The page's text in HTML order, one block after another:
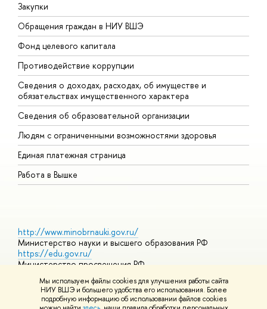
Мы используем файлы cookies для улучшения работы сайта
НИУ ВШЭ и большего удобства его использования. Более
подробную информацию об использовании файлов cookies
Закупки
Обращения граждан в НИУ ВШЭ
Фонд целевого капитала
Противодействие коррупции
Сведения о доходах, расходах, об имуществе и
обязательствах имущественного характера
Сведения об образовательной организации
Людям с ограниченными возможностями здоровья
Единая платежная страница
Работа в Вышке
http://www.minobrnauki.gov.ru/
Министерство науки и высшего образования РФ
https://edu.gov.ru/
Министерство просвещения РФ
https://elearning.hse.ru/mooc
Массовые открытые онлайн-курсы